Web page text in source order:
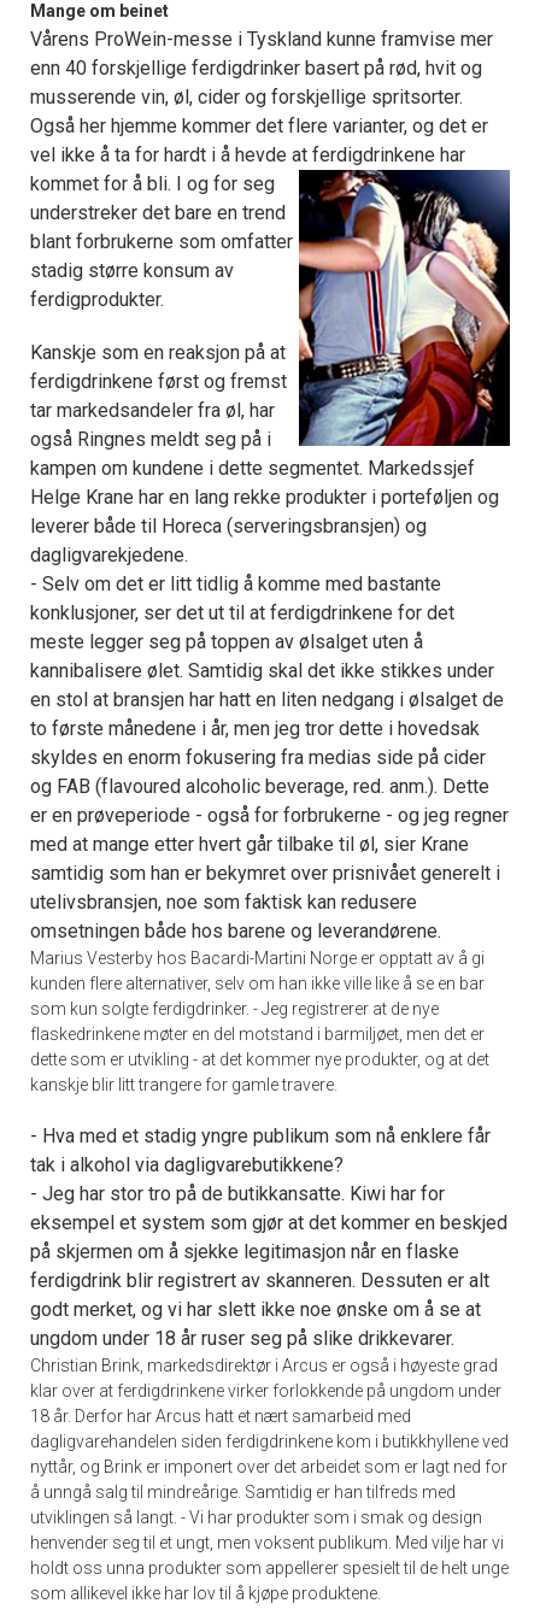
Mange om beinet
Vårens ProWein-messe i Tyskland kunne framvise mer
enn 40 forskjellige ferdigdrinker basert på rød, hvit og
musserende vin, øl, cider og forskjellige spritsorter.
Også her hjemme kommer det flere varianter, og det er
vel ikke å ta for hardt i å hevde at ferdigdrinkene har
kommet for å bli. I og for seg
understreker det bare en trend
blant forbrukerne som omfatter
stadig større konsum av
ferdigprodukter.
Kanskje som en reaksjon på at
ferdigdrinkene først og fremst
tar markedsandeler fra øl, har
også Ringnes meldt seg på i
kampen om kundene i dette segmentet. Markedssjef
Helge Krane har en lang rekke produkter i porteføljen og
leverer både til Horeca (serveringsbransjen) og
dagligvarekjedene.
- Selv om det er litt tidlig å komme med bastante
konklusjoner, ser det ut til at ferdigdrinkene for det
meste legger seg på toppen av ølsalget uten å
kannibalisere ølet. Samtidig skal det ikke stikkes under
en stol at bransjen har hatt en liten nedgang i ølsalget de
to første månedene i år, men jeg tror dette i hovedsak
skyldes en enorm fokusering fra medias side på cider
og FAB (flavoured alcoholic beverage, red. anm.). Dette
er en prøveperiode - også for forbrukerne - og jeg regner
med at mange etter hvert går tilbake til øl, sier Krane
samtidig som han er bekymret over prisnivået generelt i
utelivsbransjen, noe som faktisk kan redusere
omsetningen både hos barene og leverandørene.
Marius Vesterby hos Bacardi-Martini Norge er opptatt av å gi
kunden flere alternativer, selv om han ikke ville like å se en bar
som kun solgte ferdigdrinker. - Jeg registrerer at de nye
flaskedrinkene møter en del motstand i barmiljøet, men det er
dette som er utvikling - at det kommer nye produkter, og at det
kanskje blir litt trangere for gamle travere.
- Hva med et stadig yngre publikum som nå enklere får
tak i alkohol via dagligvarebutikkene?
- Jeg har stor tro på de butikkansatte. Kiwi har for
eksempel et system som gjør at det kommer en beskjed
på skjermen om å sjekke legitimasjon når en flaske
ferdigdrink blir registrert av skanneren. Dessuten er alt
godt merket, og vi har slett ikke noe ønske om å se at
ungdom under 18 år ruser seg på slike drikkevarer.
Christian Brink, markedsdirektør i Arcus er også i høyeste grad
klar over at ferdigdrinkene virker forlokkende på ungdom under
18 år. Derfor har Arcus hatt et nært samarbeid med
dagligvarehandelen siden ferdigdrinkene kom i butikkhyllene ved
nyttår, og Brink er imponert over det arbeidet som er lagt ned for
å unngå salg til mindreårige. Samtidig er han tilfreds med
utviklingen så langt. - Vi har produkter som i smak og design
henvender seg til et ungt, men voksent publikum. Med vilje har vi
holdt oss unna produkter som appellerer spesielt til de helt unge
som allikevel ikke har lov til å kjøpe produktene.